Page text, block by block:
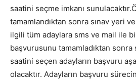
saatini seçme imkanı
tamamlandıktan sonra sınav yeri
ilgili tüm adaylara sms ve mail ile
başvurusunu tamamladıktan sonra
saatini seçen adayların başvuru
olacaktır. Adayların başvuru